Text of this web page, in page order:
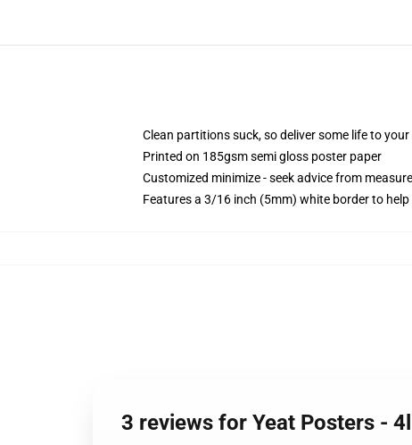
Clean partitions suck, so deliver some life to
Printed on 185gsm semi gloss poster paper
Customized minimize - seek advice from
Features a 3/16 inch (5mm) white border to
3 reviews for Yeat Posters -